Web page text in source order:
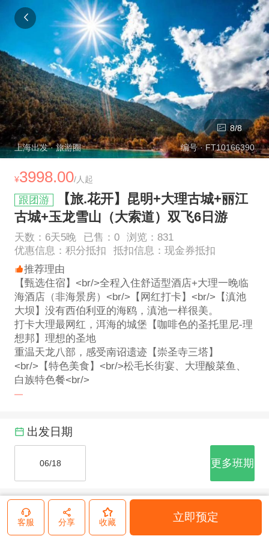
8/8
上海出发 ·旅游圈 编号 ·FT10166390
¥3998.00/人起
跟团游
【旅.花开】昆明+大理古城+丽江
古城+玉龙雪山（大索道）双飞6日游
天数： 6天5晚 已售： 0 浏览： 831
优惠信息： 积分抵扣 抵扣信息： 现金券抵扣
推荐理由
【甄选住宿】<br/>全程入住舒适型酒店+大理一晚临
海酒店（非海景房）<br/>【网红打卡】<br/>【滇池
大坝】没有西伯利亚的海鸥，滇池一样很美。
打卡大理最网红，洱海的城堡【咖啡色的圣托里尼-理
想邦】理想的圣地
重温天龙八部，感受南诏遗迹【崇圣寺三塔】
<br/>【特色美食】<br/>松毛长街宴、大理酸菜鱼、
白族特色餐<br/>
出发日期
06/18 更多班期
点评 满意度 100.00
行程安排
客服 分享 收藏 立即预定